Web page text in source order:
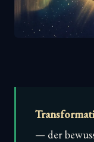
— der